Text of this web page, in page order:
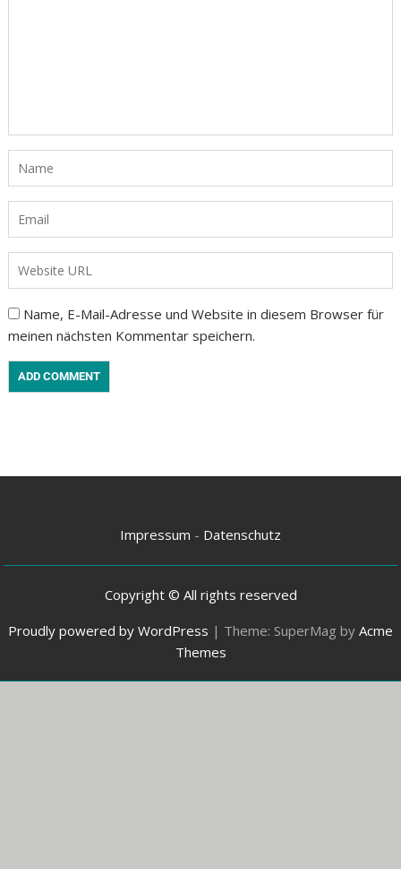
Name, E-Mail-Adresse und Website in diesem Browser für
meinen nächsten Kommentar speichern.
Impressum - Datenschutz
Copyright © All rights reserved
Proudly powered by WordPress | Theme: SuperMag by Acme
Themes